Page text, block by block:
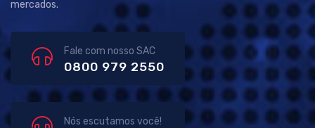
mercados.
Fale com nosso SAC
0800 979 2550
Nós escutamos você!